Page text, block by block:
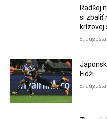
Radšej
si zbaliť
krízovej
8.
Fidži
8.